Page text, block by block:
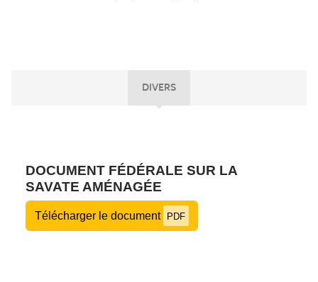
DIVERS
DOCUMENT FÉDÉRALE SUR LA
SAVATE AMÉNAGÉE
Télécharger le document PDF